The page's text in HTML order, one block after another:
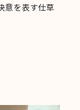
意を表す仕草